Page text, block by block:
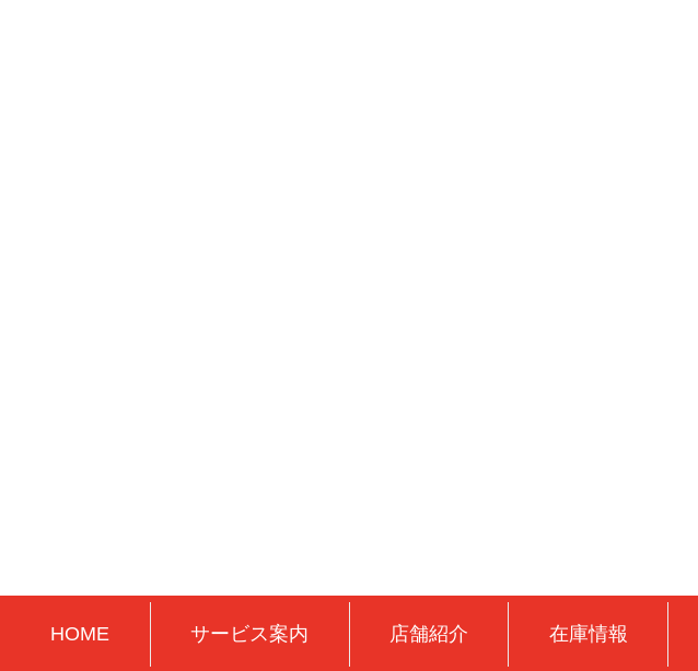
HOME サービス案内 店舗紹介 在庫情報